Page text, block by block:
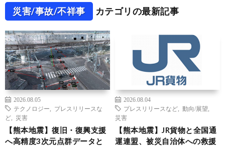
災害/事故/不祥事 カテゴリの最新記事
2026.08.05
テクノロジー
プレスリリースな
ど
災害
【熊本地震】復旧・復興支援
へ高精度3次元点群データと
2026.08.04
プレスリリースなど
動向/展望
災害
【熊本地震】JR貨物と全国通
運連盟、被災自治体への救援